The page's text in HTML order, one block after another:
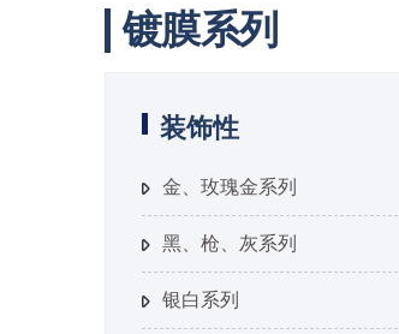
镀膜系列
装饰性
金、玫瑰金系列
黑、枪、灰系列
银白系列